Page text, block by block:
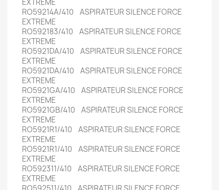
EXTREME
RO59214A/410 ASPIRATEUR SILENCE FORCE
EXTREME
RO592183/410 ASPIRATEUR SILENCE FORCE
EXTREME
RO5921DA/410 ASPIRATEUR SILENCE FORCE
EXTREME
RO5921DA/410 ASPIRATEUR SILENCE FORCE
EXTREME
RO5921GA/410 ASPIRATEUR SILENCE FORCE
EXTREME
RO5921GB/410 ASPIRATEUR SILENCE FORCE
EXTREME
RO5921R1/410 ASPIRATEUR SILENCE FORCE
EXTREME
RO5921R1/410 ASPIRATEUR SILENCE FORCE
EXTREME
RO592311/410 ASPIRATEUR SILENCE FORCE
EXTREME